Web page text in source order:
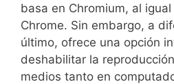
basa en Chromium, al
Chrome. Sin embargo, a
último, ofrece una opción
deshabilitar la
medios tanto en